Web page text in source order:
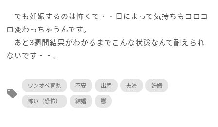
でも妊娠するのは怖くて・・日によって気持ちもコロコ
ロ変わっちゃうんです。
あと3週間結果がわかるまでこんな状態なんて耐えられ
ないです・・。
local_offer
ワンオペ育児 不安 出産 夫婦
妊娠
怖い（恐怖）
結婚 鬱